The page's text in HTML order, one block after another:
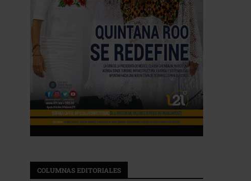
COLUMNAS EDITORIALES